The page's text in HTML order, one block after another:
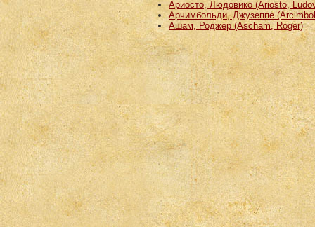
Ариосто, Людовико (Ariosto,
Арчимбольди, Джузеппе
Ашам, Роджер (Ascham, Roger)